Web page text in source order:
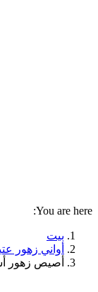
You are here:
بيت
أواني زهور
أصيص زهور